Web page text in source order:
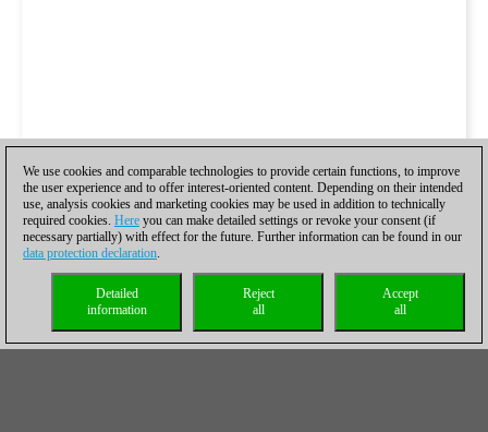
We use cookies and comparable technologies to provide certain functions, to improve
the user experience and to offer interest-oriented content. Depending on their intended
use, analysis cookies and marketing cookies may be used in addition to technically
required cookies. Here you can make detailed settings or revoke your consent (if
necessary partially) with effect for the future. Further information can be found in our
data protection declaration.
Accept
all
Reject
all
Detailed
information